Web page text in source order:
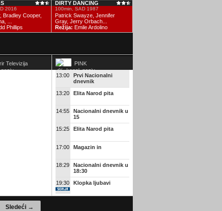
2016
Bradley Cooper,
...
Phillips
DIRTY DANCING
100min, SAD 1987
Patrick Swayze, Jennifer
Gray, Jerry Orbach...
Režija: Emile Ardolino
Televizija
PINK
13:00
Prvi Nacionalni
dnevnik
13:20 Elita Narod pita
14:55
Nacionalni dnevnik u
15
15:25 Elita Narod pita
17:00 Magazin in
18:29
Nacionalni dnevnik u
18:30
19:30 Klopka ljubavi
Sledeći →